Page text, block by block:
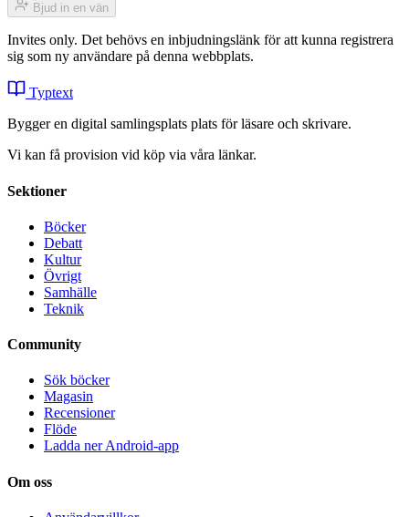
Bjud in en vän
Invites only. Det behövs en inbjudningslänk för att kunna registrera
sig som ny användare på denna webbplats.
Typtext
Bygger en digital samlingsplats plats för läsare och skrivare.
Vi kan få provision vid köp via våra länkar.
Sektioner
Böcker
Debatt
Kultur
Övrigt
Samhälle
Teknik
Community
Sök böcker
Magasin
Recensioner
Flöde
Ladda ner Android-app
Om oss